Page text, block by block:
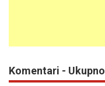
Komentari - Ukupno